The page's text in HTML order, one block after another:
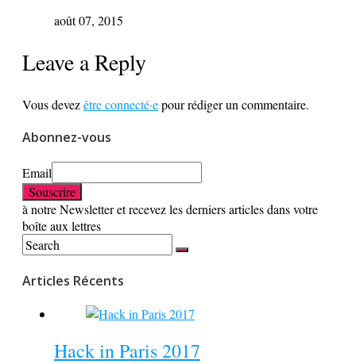
août 07, 2015
Leave a Reply
Vous devezêtre connecté·epour rédiger un commentaire.
Abonnez-vous
Email
à notre Newsletter et recevez les derniers articles dans votre
boîte aux lettres
Articles Récents
Hack in Paris 2017